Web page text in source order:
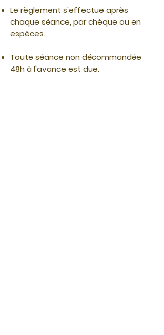
Le règlement s'effectue après
chaque séance, par chèque ou en
espèces.
Toute séance non décommandée
48h à l'avance est due.